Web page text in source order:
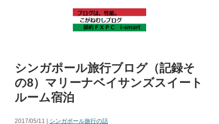
シンガポール旅行ブログ（記録そ
の8）マリーナベイサンズスイート
ルーム宿泊
2017/05/11 | シンガポール旅行の話